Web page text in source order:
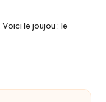
le joujou : le